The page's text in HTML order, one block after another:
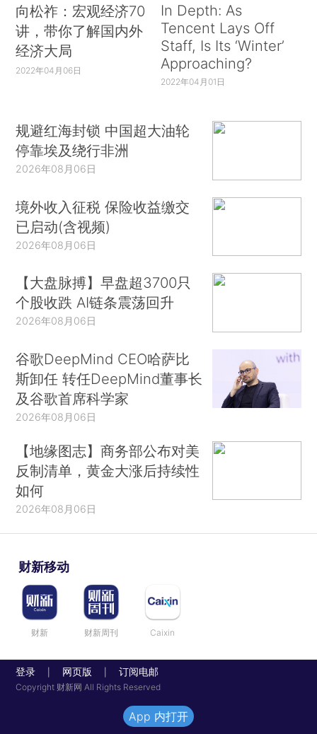
向松祚：宏观经济70
讲，带你了解国内外
经济大局
2022年04月06日
In Depth: As
Tencent Lays Off
Staff, Is Its ‘Winter’
Approaching?
2022年04月01日
规避红海封锁 中国超大油轮
停靠埃及绕行非洲
2026年08月06日
境外收入征税 保险收益缴交
已启动(含视频)
2026年08月06日
【大盘脉搏】早盘超3700只
个股收跌 AI链条震荡回升
2026年08月06日
谷歌DeepMind CEO哈萨比
斯卸任 转任DeepMind董事长
及谷歌首席科学家
2026年08月06日
【地缘图志】商务部公布对美
反制清单，黄金大涨后持续性
如何
2026年08月06日
财新移动
财新 财新周刊 Caixin
登录 网页版 订阅电邮
Copyright 财新网 All Rights Reserved
App 内打开